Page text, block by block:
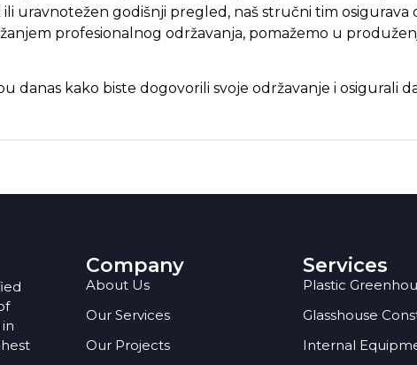
ili uravnotežen godišnji pregled, naš stručni tim
profesionalnog održavanja, pomažemo u
danas kako biste dogovorili svoje održavanje i osigurali
Company
About Us
Our Services
Our Projects
Services
Plastic
Glasshouse
Internal